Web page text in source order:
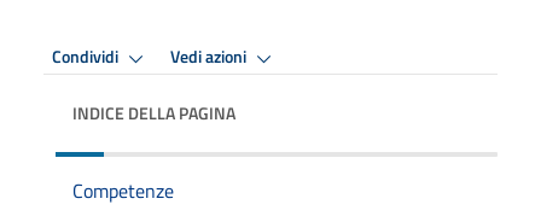
Condividi Vedi azioni
INDICE DELLA PAGINA
Competenze